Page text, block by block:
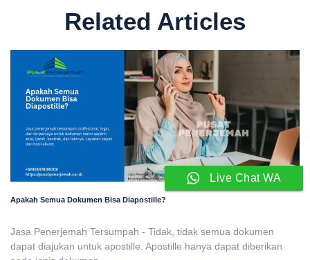
Related Articles
Apakah Semua Dokumen Bisa Diapostille?
Jasa Penerjemah Tersumpah - Tidak, tidak semua dokumen
dapat diajukan untuk apostille. Apostille hanya dapat diberikan
Live Chat WA